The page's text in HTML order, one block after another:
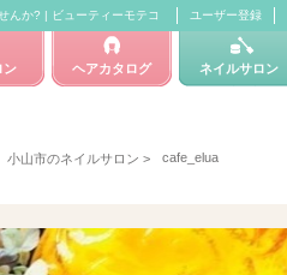
んか? | ビューティーモテコ ユーザー登録
ン ヘアカタログ ネイルサロン
小山市のネイルサロン > cafe_elua